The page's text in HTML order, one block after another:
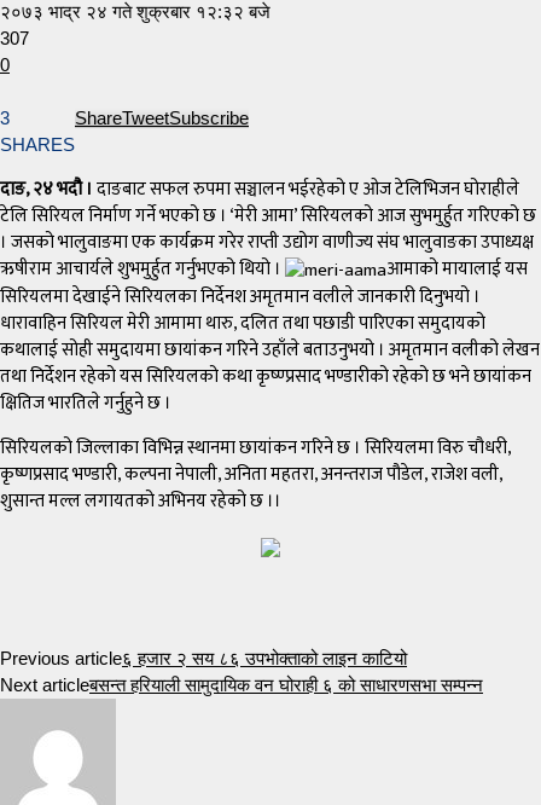
२०७३ भाद्र २४ गते शुक्रबार १२:३२ बजे
307
0
3
SHARES
ShareTweetSubscribe
दाङ, २४ भदौ । दाङबाट सफल रुपमा सञ्चालन भईरहेको ए ओज टेलिभिजन घोराहीले
टेलि सिरियल निर्माण गर्ने भएको छ । ‘मेरी आमा’ सिरियलको आज सुभमुर्हुत गरिएको छ
। जसको भालुवाङमा एक कार्यक्रम गरेर राप्ती उद्योग वाणीज्य संघ भालुवाङका उपाध्यक्ष
ऋषीराम आचार्यले शुभमुर्हुत गर्नुभएको थियो ।
आमाको मायालाई यस
सिरियलमा देखाईने सिरियलका निर्देनश अमृतमान वलीले जानकारी दिनुभयो ।
धारावाहिन सिरियल मेरी आमामा थारु, दलित तथा पछाडी पारिएका समुदायको
कथालाई सोही समुदायमा छायांकन गरिने उहाँले बताउनुभयो । अमृतमान वलीको लेखन
तथा निर्देशन रहेको यस सिरियलको कथा कृष्ण्प्रसाद भण्डारीको रहेको छ भने छायांकन
क्षितिज भारतिले गर्नुहुने छ ।
सिरियलको जिल्लाका विभिन्न स्थानमा छायांकन गरिने छ । सिरियलमा विरु चौधरी,
कृष्णप्रसाद भण्डारी, कल्पना नेपाली, अनिता महतरा, अनन्तराज पौडेल, राजेश वली,
शुसान्त मल्ल लगायतको अभिनय रहेको छ ।।
Previous article६ हजार २ सय ८६ उपभोक्ताको लाइन काटियो
Next articleबसन्त हरियाली सामुदायिक वन घोराही ६ को साधारणसभा सम्पन्न